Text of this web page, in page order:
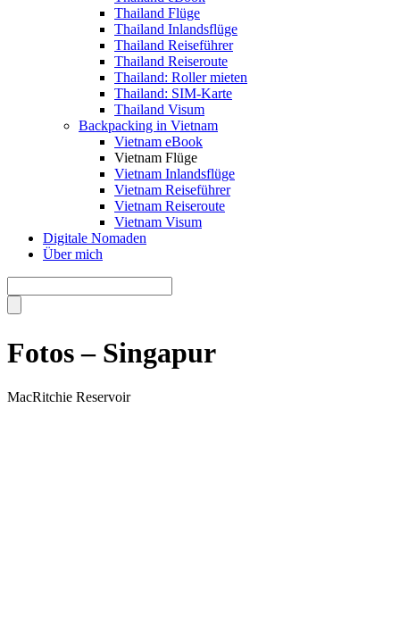
Thailand Flüge
Thailand Inlandsflüge
Thailand Reiseführer
Thailand Reiseroute
Thailand: Roller mieten
Thailand: SIM-Karte
Thailand Visum
Backpacking in Vietnam
Vietnam eBook
Vietnam Flüge
Vietnam Inlandsflüge
Vietnam Reiseführer
Vietnam Reiseroute
Vietnam Visum
Digitale Nomaden
Über mich
Fotos – Singapur
MacRitchie Reservoir